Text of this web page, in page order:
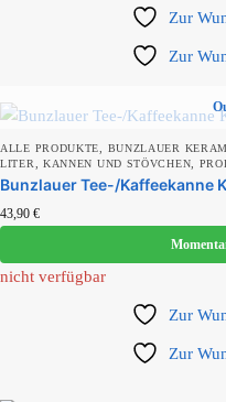
Zur
Zur
ALLE PRODUKTE BUNZLAUER
LITER
KANNEN UND STÖVCHEN
Bunzlauer Tee-/Kaffeekanne
43,90 €
nicht verfügbar
Zur
Zur